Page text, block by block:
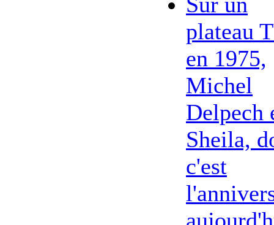
plateau
en 1975,
Michel
Delpech
Sheila,
c'est